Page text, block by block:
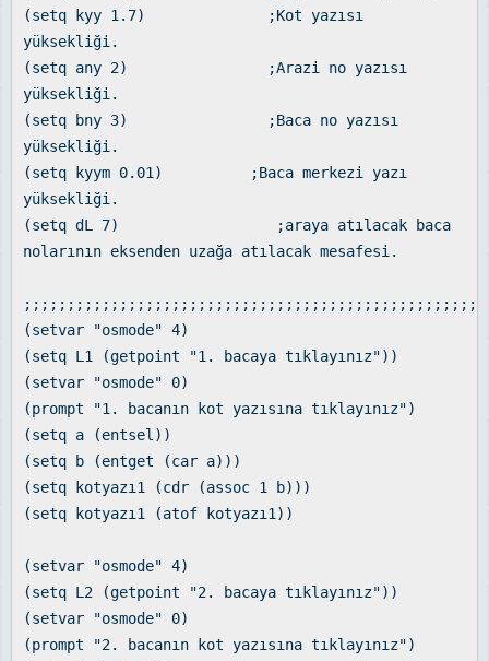
(setq kyy 1.7) ;Kot yazısı
yüksekliği.
(setq any 2) ;Arazi no yazısı
yüksekliği.
(setq bny 3) ;Baca no yazısı
yüksekliği.
(setq kyym 0.01) ;Baca merkezi yazı
yüksekliği.
(setq dL 7) ;araya atılacak baca
nolarının eksenden uzağa atılacak mesafesi.
(setvar "osmode" 4)
(setq L1 (getpoint "1. bacaya tıklayınız"))
(setvar "osmode" 0)
(prompt "1. bacanın kot yazısına tıklayınız")
(setq a (entsel))
(setq b (entget (car a)))
(setq kotyazı1 (cdr (assoc 1 b)))
(setq kotyazı1 (atof kotyazı1))
(setvar "osmode" 4)
(setq L2 (getpoint "2. bacaya tıklayınız"))
(setvar "osmode" 0)
(prompt "2. bacanın kot yazısına tıklayınız")